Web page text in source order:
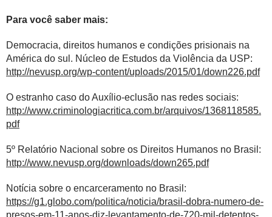
Para você saber mais:
Democracia, direitos humanos e condições prisionais na
América do sul. Núcleo de Estudos da Violência da USP:
http://nevusp.org/wp-content/uploads/2015/01/down226.pdf
O estranho caso do Auxílio-eclusão nas redes sociais:
http://www.criminologiacritica.com.br/arquivos/1368118585.
pdf
5º Relatório Nacional sobre os Direitos Humanos no Brasil:
http://www.nevusp.org/downloads/down265.pdf
Notícia sobre o encarceramento no Brasil:
https://g1.globo.com/politica/noticia/brasil-dobra-numero-de-
presos-em-11-anos-diz-levantamento-de-720-mil-detentos-